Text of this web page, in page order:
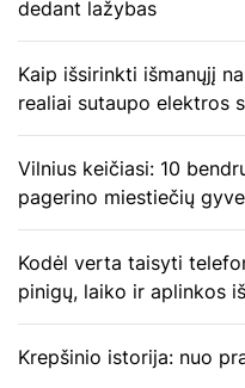
dedant lažybas
Kaip išsirinkti išmanųjį
realiai sutaupo elektros
Vilnius keičiasi: 10
pagerino miestiečių
Kodėl verta taisyti
pinigų, laiko ir aplinkos
Krepšinio istorija: nuo